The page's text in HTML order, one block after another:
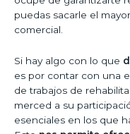
puedas sacarle el
comercial.
Si hay algo con lo que
es por contar con una
de trabajos de
merced a su
esenciales en los que